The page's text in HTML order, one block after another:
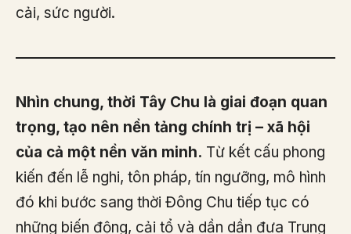
cải, sức người.
Nhìn chung, thời Tây Chu là giai đoạn quan
trọng, tạo nên nền tảng chính trị – xã hội
của cả một nền văn minh. Từ kết cấu phong
kiến đến lễ nghi, tôn pháp, tín ngưỡng, mô hình
đó khi bước sang thời Đông Chu tiếp tục có
những biến động, cải tổ và dần dần đưa Trung